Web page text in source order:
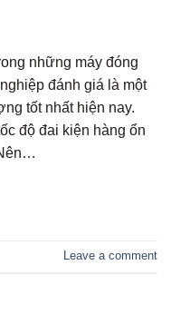
những máy đóng
đánh giá là một
tốt nhất hiện nay.
độ đai kiện hàng ổn
Leave a comment